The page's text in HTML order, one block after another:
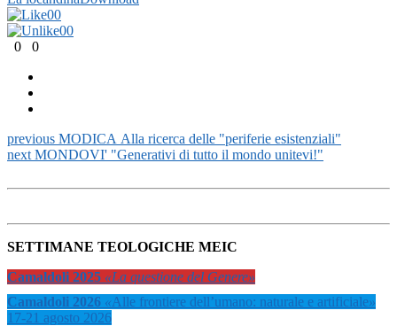
00
00
0
0
previous MODICA Alla ricerca delle "periferie esistenziali"
next MONDOVI' "Generativi di tutto il mondo unitevi!"
SETTIMANE TEOLOGICHE MEIC
Camaldoli 2025 «La questione del Genere»
Camaldoli 2026 «Alle frontiere dell’umano: naturale e artificiale»
17-21 agosto 2026